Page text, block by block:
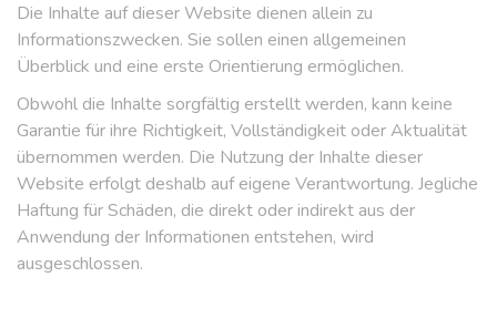
Die Inhalte auf dieser Website dienen allein zu
Informationszwecken. Sie sollen einen allgemeinen
Überblick und eine erste Orientierung ermöglichen.
Obwohl die Inhalte sorgfältig erstellt werden, kann keine
Garantie für ihre Richtigkeit, Vollständigkeit oder Aktualität
übernommen werden. Die Nutzung der Inhalte dieser
Website erfolgt deshalb auf eigene Verantwortung. Jegliche
Haftung für Schäden, die direkt oder indirekt aus der
Anwendung der Informationen entstehen, wird
ausgeschlossen.